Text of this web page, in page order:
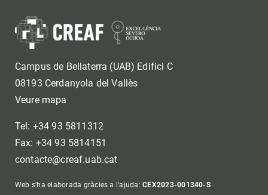
Campus de Bellaterra (UAB) Edifici C
08193 Cerdanyola del Vallès
Veure mapa
Tel: +34 93 5811312
Fax: +34 93 5814151
contacte@creaf.uab.cat
Web s'ha elaborada gràcies a l'ajuda:CEX2023-001340-S